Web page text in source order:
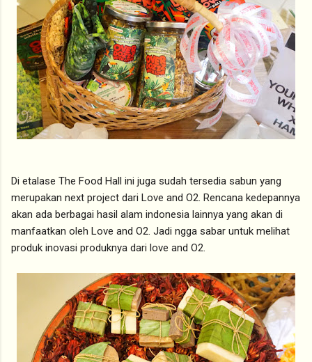
Di etalase The Food Hall ini juga sudah tersedia sabun yang
merupakan next project dari Love and O2. Rencana kedepannya
akan ada berbagai hasil alam indonesia lainnya yang akan di
manfaatkan oleh Love and O2. Jadi ngga sabar untuk melihat
produk inovasi produknya dari love and O2.